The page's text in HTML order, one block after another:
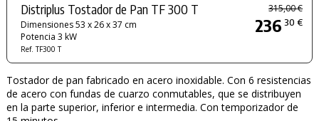
Distriplus Tostador de Pan TF 300 T
Dimensiones 53 x 26 x 37 cm
Potencia 3 kW
Ref. TF300 T
315,00 €
236 30 €
Tostador de pan fabricado en acero inoxidable. Con 6 resistencias
de acero con fundas de cuarzo conmutables, que se distribuyen
en la parte superior, inferior e intermedia. Con temporizador de